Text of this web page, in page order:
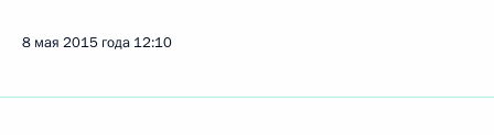
8 мая 2015 года 12:10